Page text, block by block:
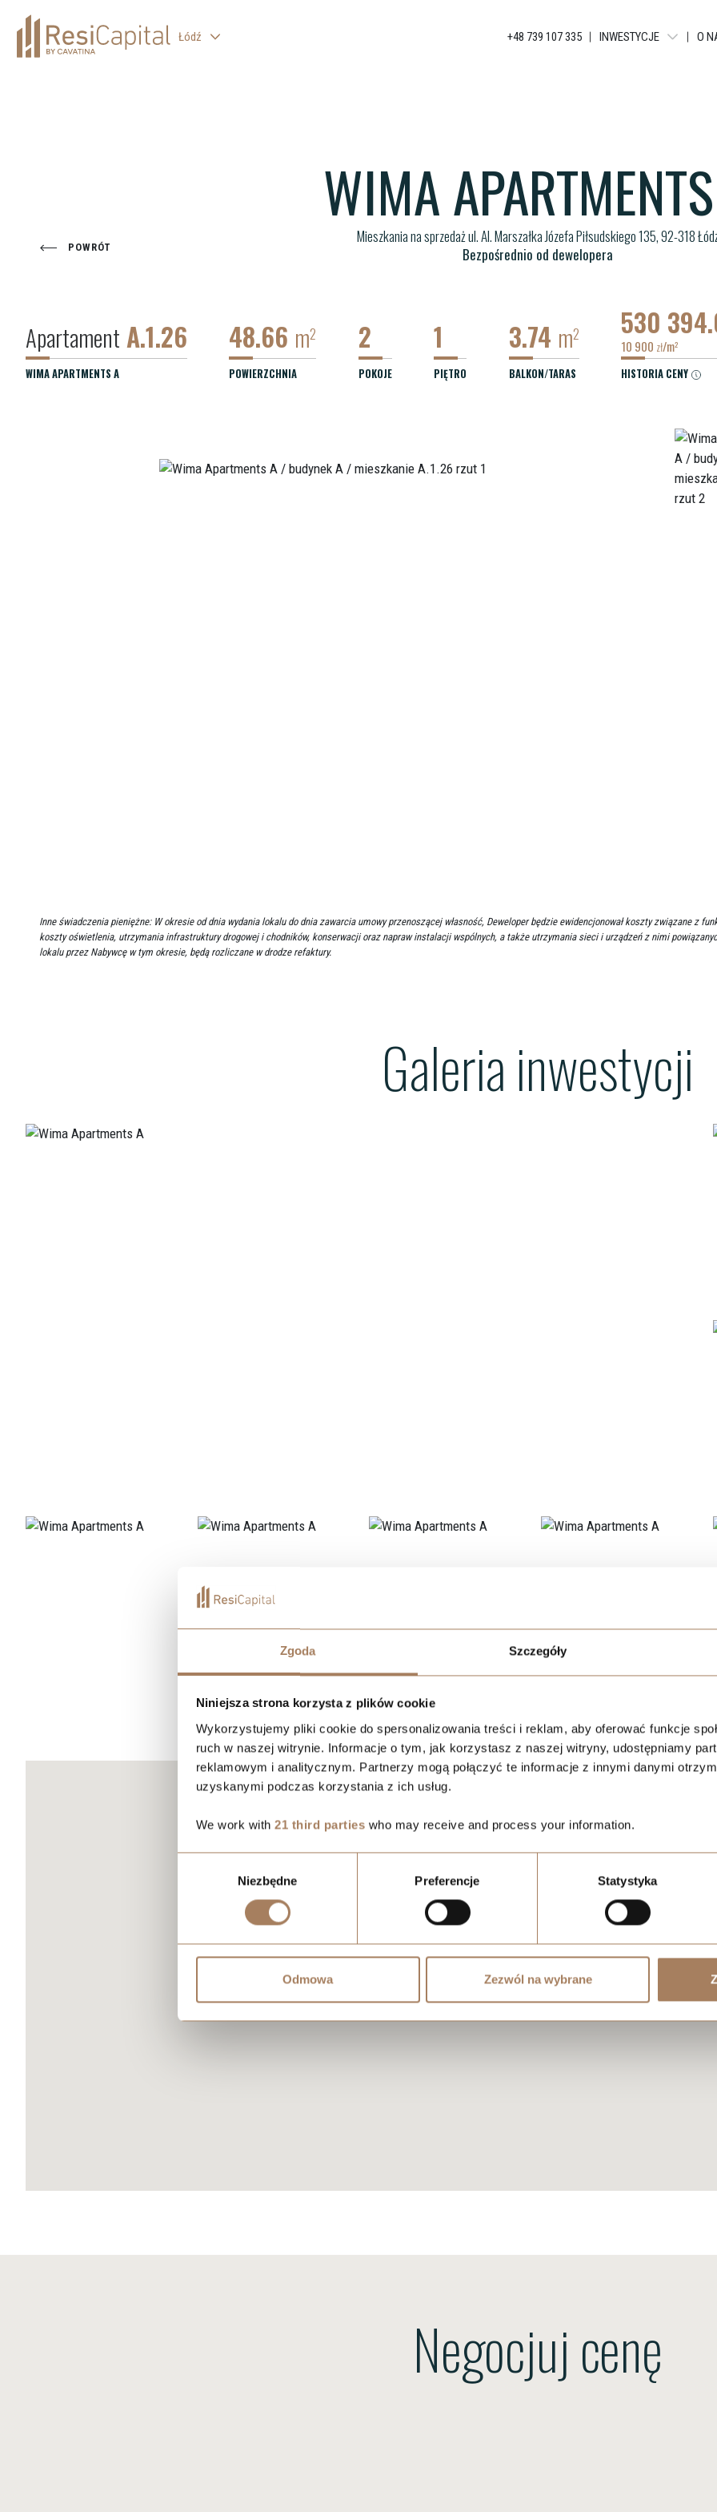
Zgoda Szczegóły
Niniejsza strona korzysta z plików cookie
Wykorzystujemy pliki cookie do spersonalizowania treści i reklam, aby oferować funkcje
ruch w naszej witrynie. Informacje o tym, jak korzystasz z naszej witryny, udostępniamy
reklamowym i analitycznym. Partnerzy mogą połączyć te informacje z innymi danymi
uzyskanymi podczas korzystania z ich usług.
We work with 21 third parties who may receive and process your information.
Niezbędne Preferencje Statystyka
Odmowa Zezwól na wybrane
Łódź +48 739 107 335 INWESTYCJE
TUWIMA APARTMENTS
O
WIMA
Mieszkania na sprzedaż ul. Al. Marszałka Józefa Piłsudskiego 135, 92-318
Bezpośrednio od dewelopera
POWRÓT
WIMA APARTMENTS A
Apartament A.1.26
POWIERZCHNIA
48.66 m2
POKOJE
2
PIĘTRO
1
BALKON/TARAS
3.74 m2
HISTORIA CENY
530
10 900 zł/m2
Inne świadczenia pieniężne: W okresie od dnia wydania lokalu do dnia zawarcia umowy przenoszącej własność, Deweloper będzie ewidencjonował koszty związane z
koszty oświetlenia, utrzymania infrastruktury drogowej i chodników, konserwacji oraz napraw instalacji wspólnych, a także utrzymania sieci i urządzeń z nimi
lokalu przez Nabywcę w tym okresie, będą rozliczane w drodze refaktury.
Galeria inwestycji
Lokalizacja
Negocjuj cenę